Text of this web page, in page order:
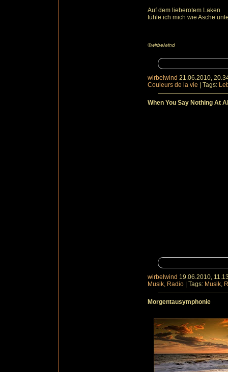
Auf dem lieberotem Laken
fühle ich mich wie Asche
©wirbelwind
wirbelwind 21.06.2010,
Couleurs de la vie
Tags:
When You Say Nothing At
wirbelwind 19.06.2010,
Musik, Radio
Tags: Musik,
Morgentausymphonie